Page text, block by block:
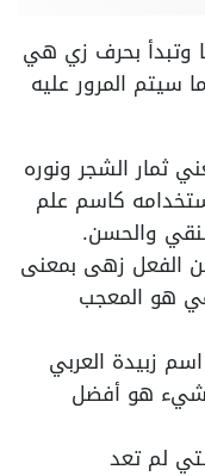
وتبدأ بحرف زي هي
سيتم المرور عليه
ثمار الشجر ونوره
كاسم علم
والحسن.
الفعل زهى بمعنى
هو المعجب
زبيدة العربي
هو أفضل
لم تعد